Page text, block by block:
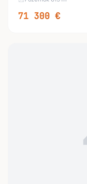
71 300 €